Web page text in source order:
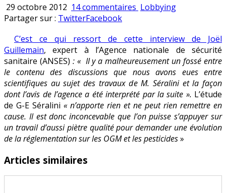
29 octobre 2012 14 commentaires sur
et
Mortureux
en
flagrant
délit
de
manipulation
d’avis
de
l’ANSES
Publié
Lobbying
Partager sur : TwitterFacebook
C’est ce qui ressort de cette interview de Joël
Guillemain, expert à l’Agence nationale de sécurité
sanitaire (ANSES) : « Il y a malheureusement un fossé entre
le contenu des discussions que nous avons eues entre
scientifiques au sujet des travaux de M. Séralini et la façon
dont l’avis de l’agence a été interprété par la suite ». L’étude
de G-E Séralini « n’apporte rien et ne peut rien remettre en
cause. Il est donc inconcevable que l’on puisse s’appuyer sur
un travail d’aussi piètre qualité pour demander une évolution
de la réglementation sur les OGM et les pesticides»
Articles similaires